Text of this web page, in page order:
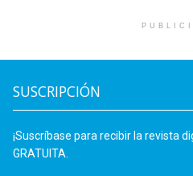
SUSCRIPCIÓN
¡Suscríbase para recibir la revista
GRATUITA.